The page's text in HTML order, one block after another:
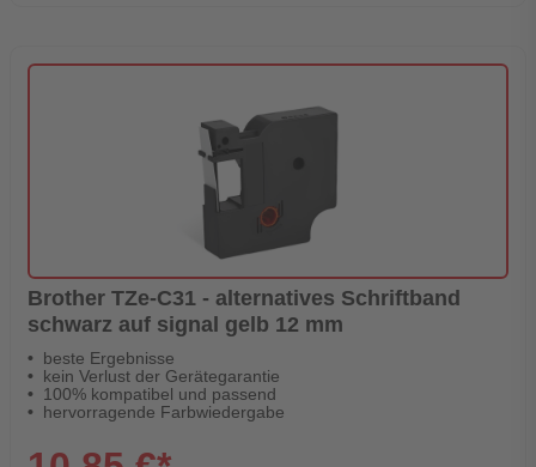
Brother TZe-C31 - alternatives Schriftband
schwarz auf signal gelb 12 mm
beste Ergebnisse
kein Verlust der Gerätegarantie
100% kompatibel und passend
hervorragende Farbwiedergabe